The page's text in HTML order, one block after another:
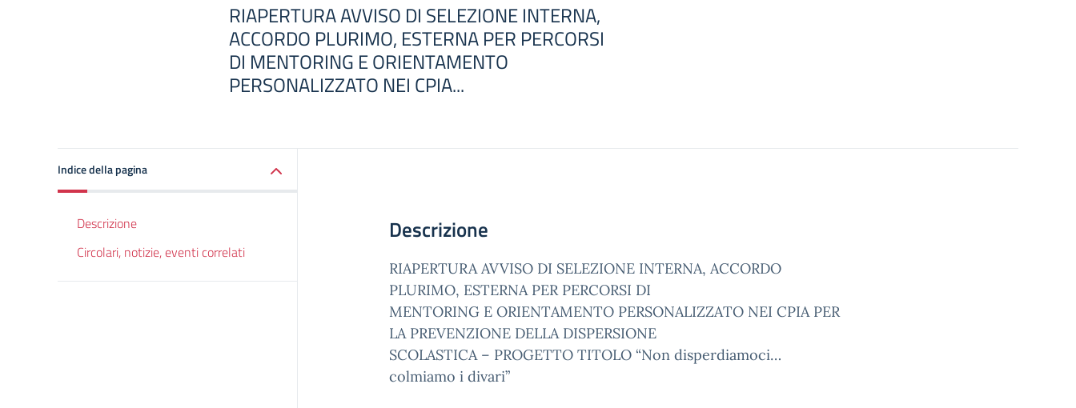
RIAPERTURA AVVISO DI SELEZIONE INTERNA,
ACCORDO PLURIMO, ESTERNA PER PERCORSI
DI MENTORING E ORIENTAMENTO
PERSONALIZZATO NEI CPIA...
Indice della pagina
Descrizione
Circolari, notizie, eventi correlati
Descrizione
RIAPERTURA AVVISO DI SELEZIONE INTERNA, ACCORDO
PLURIMO, ESTERNA PER PERCORSI DI
MENTORING E ORIENTAMENTO PERSONALIZZATO NEI CPIA PER
LA PREVENZIONE DELLA DISPERSIONE
SCOLASTICA – PROGETTO TITOLO “Non disperdiamoci…
colmiamo i divari”